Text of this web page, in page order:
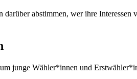
abstimmen, wer ihre
junge Wähler*innen und